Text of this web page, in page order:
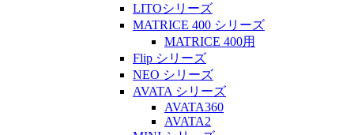
LITOシリーズ
MATRICE 400 シリーズ
MATRICE 400用
Flip シリーズ
NEO シリーズ
AVATA シリーズ
AVATA360
AVATA2